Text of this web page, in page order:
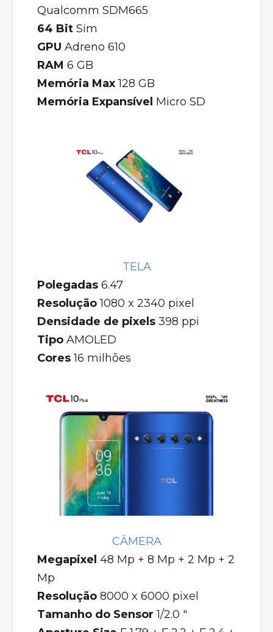
Qualcomm SDM665
64 Bit Sim
GPU Adreno 610
RAM 6 GB
Memória Max128 GB
Memória Expansível Micro SD
TELA
Polegadas 6.47
Resolução1080 x 2340 pixel
Densidade de pixels 398 ppi
Tipo AMOLED
Cores16 milhões
CÂMERA
Megapixel 48 Mp + 8 Mp + 2 Mp + 2
Mp
Resolução 8000 x 6000 pixel
Tamanho do Sensor1/2.0 "